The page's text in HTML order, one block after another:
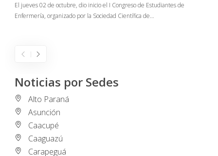
El jueves 02 de octubre, dio inicio el I Congreso de Estudiantes de
Enfermería, organizado por la Sociedad Científica de…
Noticias por Sedes
Alto Paraná
Asunción
Caacupé
Caaguazú
Carapeguá